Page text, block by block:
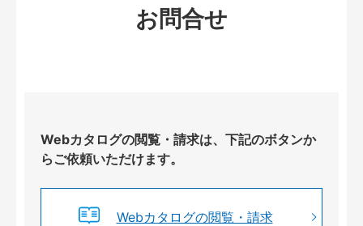
お問合せ
Webカタログの閲覧・請求は、下記のボタンか
らご依頼いただけます。
Webカタログの閲覧・請求